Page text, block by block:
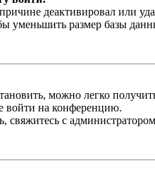
деактивировал или
размер базы
можно легко
войти на конференцию.
свяжитесь с